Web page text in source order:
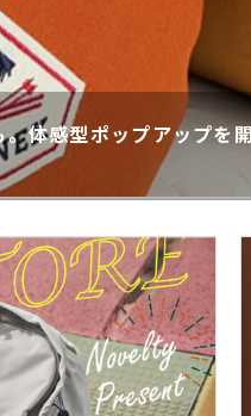
。体感型ポップアップを